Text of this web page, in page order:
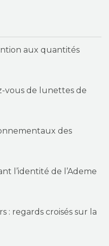
aux quantités
vous de lunettes de
des
l’identité de l’Ademe
: regards croisés sur la